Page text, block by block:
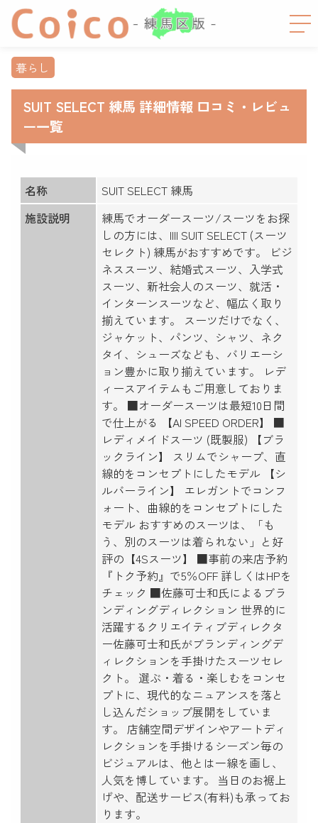
暮らし
SUIT SELECT 練馬 詳細情報 口コミ・レビュ
ー一覧
名称
SUIT SELECT 練馬
施設説明
練馬でオーダースーツ/スーツをお探
しの方には、IIII SUIT SELECT (スーツ
セレクト) 練馬がおすすめです。 ビジ
ネススーツ、結婚式スーツ、入学式
スーツ、新社会人のスーツ、就活・
インターンスーツなど、幅広く取り
揃えています。 スーツだけでなく、
ジャケット、パンツ、シャツ、ネク
タイ、シューズなども、バリエーシ
ョン豊かに取り揃えています。 レデ
ィースアイテムもご用意しておりま
す。 ■オーダースーツは最短10日間
で仕上がる 【AI SPEED ORDER】 ■
レディメイドスーツ (既製服) 【ブラ
ックライン】 スリムでシャープ、直
線的をコンセプトにしたモデル 【シ
ルバーライン】 エレガントでコンフ
ォート、曲線的をコンセプトにした
モデル おすすめのスーツは、「も
う、別のスーツは着られない」と好
評の【4Sスーツ】 ■事前の来店予約
『トク予約』で5％OFF 詳しくはHPを
チェック ■佐藤可士和氏によるブラ
ンディングディレクション 世界的に
活躍するクリエイティブディレクタ
ー佐藤可士和氏がブランディングデ
ィレクションを手掛けたスーツセレ
クト。 選ぶ・着る・楽しむをコンセ
プトに、現代的なニュアンスを落と
し込んだショップ展開をしていま
す。 店舗空間デザインやアートディ
レクションを手掛けるシーズン毎の
ビジュアルは、他とは一線を画し、
人気を博しています。 当日のお裾上
げや、配送サービス(有料)も承ってお
ります。